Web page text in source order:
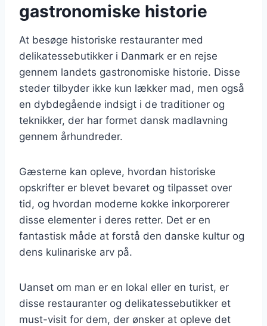
gastronomiske historie
At besøge historiske restauranter med
delikatessebutikker i Danmark er en rejse
gennem landets gastronomiske historie. Disse
steder tilbyder ikke kun lækker mad, men også
en dybdegående indsigt i de traditioner og
teknikker, der har formet dansk madlavning
gennem århundreder.
Gæsterne kan opleve, hvordan historiske
opskrifter er blevet bevaret og tilpasset over
tid, og hvordan moderne kokke inkorporerer
disse elementer i deres retter. Det er en
fantastisk måde at forstå den danske kultur og
dens kulinariske arv på.
Uanset om man er en lokal eller en turist, er
disse restauranter og delikatessebutikker et
must-visit for dem, der ønsker at opleve det